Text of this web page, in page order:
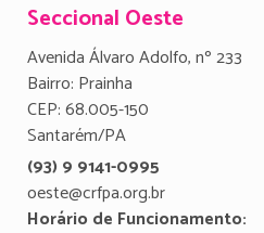
Seccional Oeste
Avenida Álvaro Adolfo, nº 233
Bairro: Prainha
CEP: 68.005-150
Santarém/PA
(93) 9 9141-0995
oeste@crfpa.org.br
Horário de Funcionamento: